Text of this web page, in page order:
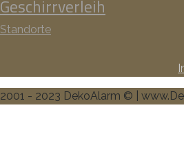
Geschirrverleih
Standorte
2001 - 2023 DekoAlarm © |